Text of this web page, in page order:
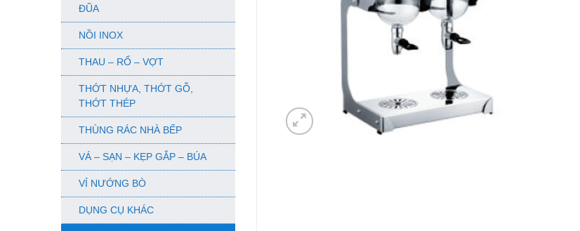
ĐŨA
NỒI INOX
THAU – RỔ – VỢT
THỚT NHỰA, THỚT GỖ,
THỚT THÉP
THÙNG RÁC NHÀ BẾP
VÁ – SẠN – KẸP GẮP – BÚA
VỈ NƯỚNG BÒ
DỤNG CỤ KHÁC